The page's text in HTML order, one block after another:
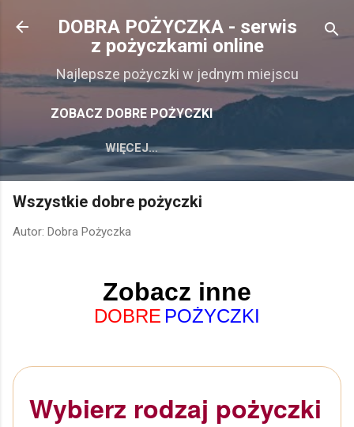
Przejdź do głównej zawartości
DOBRA POŻYCZKA - serwis
z pożyczkami online
Najlepsze pożyczki w jednym miejscu
ZOBACZ DOBRE POŻYCZKI
WIĘCEJ…
Wszystkie dobre pożyczki
Autor: Dobra Pożyczka
Zobacz inne
DOBRE POŻYCZKI
Wybierz rodzaj pożyczki